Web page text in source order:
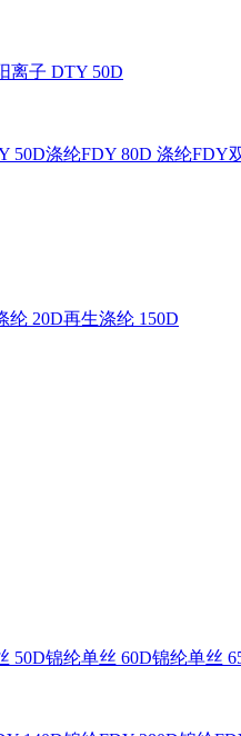
离子 DTY 50D
50D涤纶FDY 80D 涤纶FDY
纶 20D再生涤纶 150D
50D锦纶单丝 60D锦纶单丝